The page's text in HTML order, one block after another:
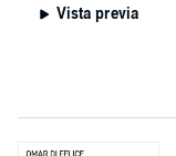
Vista previa